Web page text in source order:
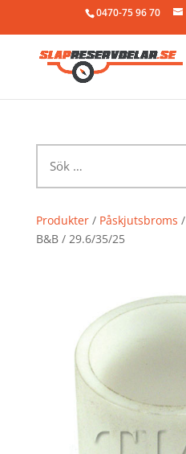
0470-75 96 70
efter:
Produkter/ Påskjutsbroms /
B&B / 29.6/35/25